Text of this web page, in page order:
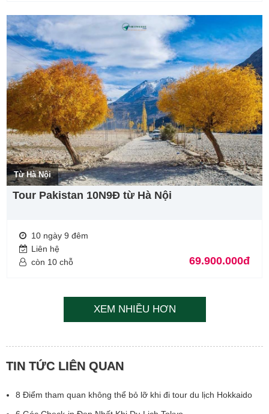
Từ Hà Nội
Tour Pakistan 10N9Đ từ Hà Nội
10 ngày 9 đêm
Liên hệ
còn 10 chỗ
69.900.000đ
XEM NHIỀU HƠN
TIN TỨC LIÊN QUAN
8 Điểm tham quan không thể bỏ lỡ khi đi tour du lịch Hokkaido